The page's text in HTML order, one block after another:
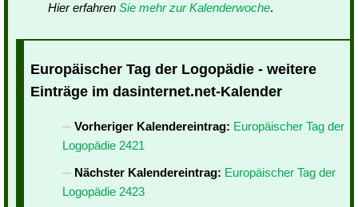
Hier erfahren Sie mehr zur Kalenderwoche.
Europäischer Tag der Logopädie - weitere
Einträge im dasinternet.net-Kalender
Vorheriger Kalendereintrag: Europäischer Tag der
Logopädie 2421
Nächster Kalendereintrag: Europäischer Tag der
Logopädie 2423